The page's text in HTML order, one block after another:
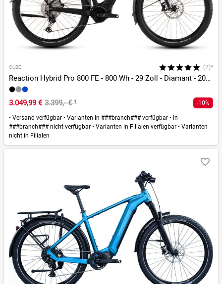
CUBE (2)*
Reaction Hybrid Pro 800 FE - 800 Wh - 29 Zoll - Diamant - 2026
3.049,99 € 3.399,- €¹ -10%
• Versand verfügbar • Varianten in ###branch### verfügbar • In
###branch### nicht verfügbar • Varianten in Filialen verfügbar • Varianten
nicht in Filialen